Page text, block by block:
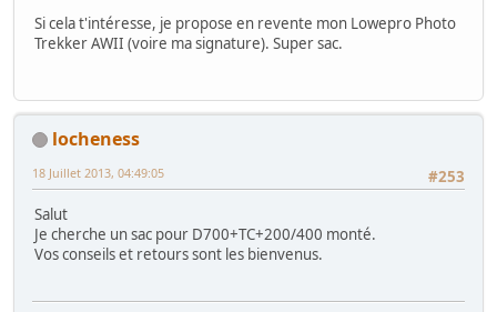
Si cela t'intéresse, je propose en revente mon Lowepro Photo
Trekker AWII (voire ma signature). Super sac.
locheness
#253
18 Juillet 2013, 04:49:05
Salut
Je cherche un sac pour D700+TC+200/400 monté.
Vos conseils et retours sont les bienvenus.